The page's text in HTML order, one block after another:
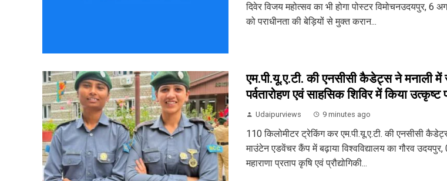
दिवेर विजय महोत्सव का भी होगा पोस्टर विमोचनउदयपुर, 6
को पराधीनता की बेड़ियों से मुक्त करान...
एम.पी.यू.ए.टी. की एनसीसी कैडेट्स ने मनाली में
पर्वतारोहण एवं साहसिक शिविर में किया उत्कृष्ट
Udaipurviews 9 minutes ago
110 किलोमीटर ट्रेकिंग कर एम.पी.यू.ए.टी. की एनसीसी
माउंटेन एडवेंचर कैंप में बढ़ाया विश्वविद्यालय का गौरव
महाराणा प्रताप कृषि एवं प्रौद्योगिकी...